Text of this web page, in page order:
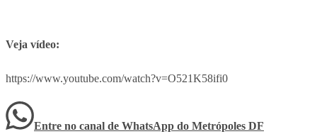
Veja vídeo:
https://www.youtube.com/watch?v=O521K58ifi0
Entre no canal de WhatsApp do Metrópoles DF